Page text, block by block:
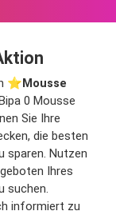
⭐️Mousse
0 Mousse
Sie Ihre
die besten
sparen. Nutzen
Ihres
suchen.
informiert zu